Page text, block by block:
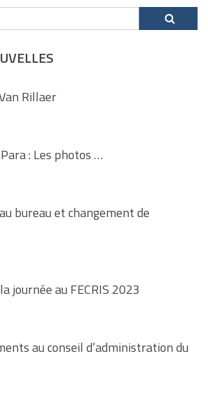
Rillaer
: Les photos …
bureau et changement de
journée au FECRIS 2023
au conseil d’administration du